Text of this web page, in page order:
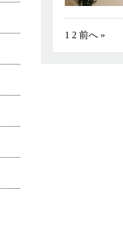
1 2 前へ »